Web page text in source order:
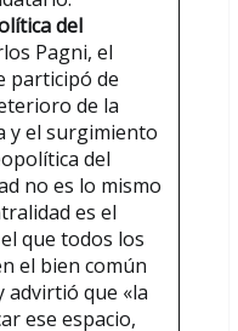
del
Pagni, el
participó de
de la
y el surgimiento
del
no es lo mismo
es el
que todos los
el bien común
advirtió que «la
ese espacio,